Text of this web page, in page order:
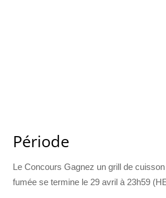
Période
Le Concours Gagnez un grill de
fumée se termine le 29 avril à 23h59